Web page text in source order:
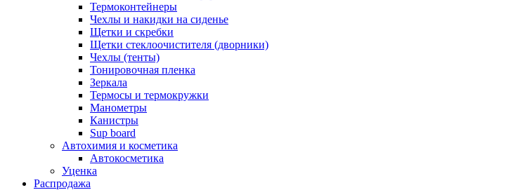
Термоконтейнеры
Чехлы и накидки на сиденье
Щетки и скребки
Щетки стеклоочистителя (дворники)
Чехлы (тенты)
Тонировочная пленка
Зеркалa
Термосы и термокружки
Манометры
Канистры
Sup board
Автохимия и косметика
Автокосметика
Уценка
Распродажа